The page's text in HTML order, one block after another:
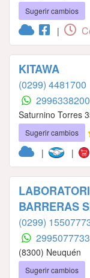
Sugerir cambios
|
KITAWA
(0299) 4481700
2996338200
Saturnino Torres
Sugerir cambios
| |
BARRERAS
(0299)
2995077733
(8300) Neuquén
Sugerir cambios